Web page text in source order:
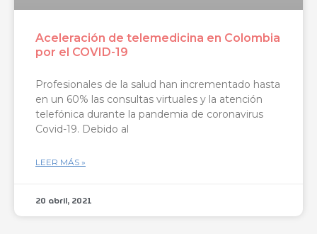
Aceleración de telemedicina en Colombia
por el COVID-19
Profesionales de la salud han incrementado hasta
en un 60% las consultas virtuales y la atención
telefónica durante la pandemia de coronavirus
Covid-19. Debido al
LEER MÁS »
20 abril, 2021